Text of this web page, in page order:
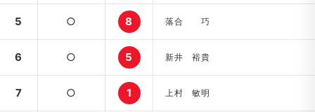
5 ○ 8 落合 巧
6 ○ 5 新井 裕貴
7 ○ 1 上村 敏明